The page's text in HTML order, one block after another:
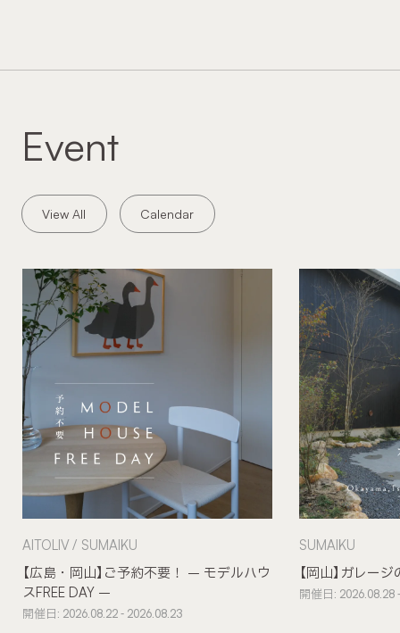
Event
View All Calendar
【広島・岡山】ご予約不要！ – モデルハウ
スFREE DAY –
AITOLIV SUMAIKU
開催日: 2026.08.22 - 2026.08.23
【岡山】ガレー
SUMAIKU
開催日: 2026.08.28